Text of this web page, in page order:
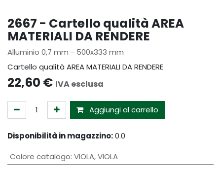
2667 - Cartello qualità AREA
MATERIALI DA RENDERE
Alluminio 0,7 mm - 500x333 mm
Cartello qualità AREA MATERIALI DA RENDERE
22,60 € IVA esclusa
Aggiungi al carrello
Disponibilità in magazzino:0.0
Colore catalogo: VIOLA,VIOLA